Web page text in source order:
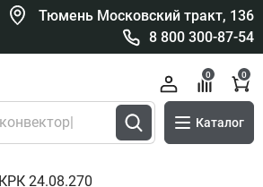
Тюмень Московский тракт, 136
8 800 300-87-54
Каталог
0 0
КРК 24.08.270